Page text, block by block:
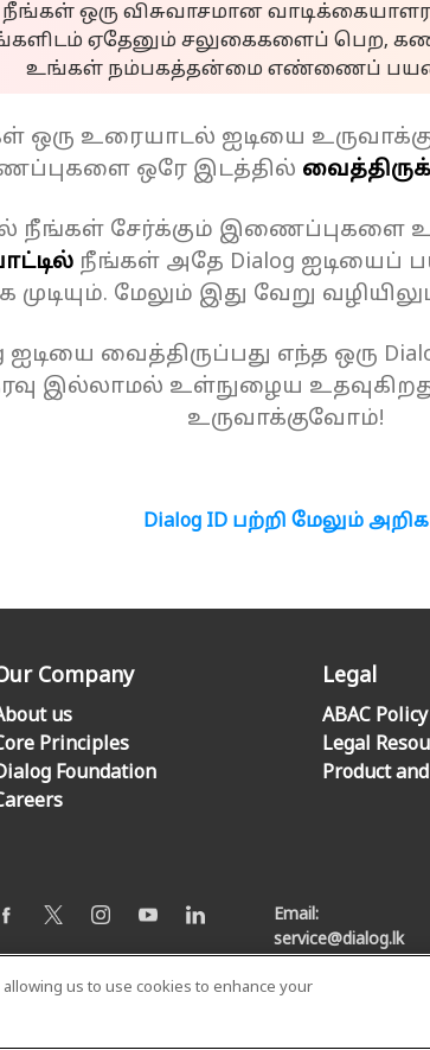
நீங்கள் ஒரு விசுவாசமான
ஏதேனும் சலுகைகளைப் பெற,
உங்கள் நம்பகத்தன்மை எண்ணைப்
ஒரு உரையாடல் ஐடியை
ஒரே இடத்தில்
நீங்கள் சேர்க்கும் இணைப்புகளை
நீங்கள் அதே Dialog ஐடியைப்
முடியும். மேலும் இது வேறு
ஐடியை வைத்திருப்பது எந்த ஒரு
இல்லாமல் உள்நுழைய உதவுகிறது.
உருவாக்குவோம்!
Dialog ID பற்றி மேலும் அறிக
Company
us
Principles
Foundation
Legal
ABAC Policy
Legal
Product
Email:
service@dialog.lk
© Dialog Axiata PLC. All Rights Reserved
us to use cookies to enhance your